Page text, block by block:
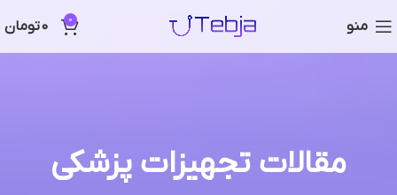
منو 0
0تومان
مقالات تجهیزات پزشکی